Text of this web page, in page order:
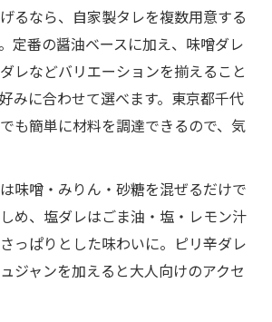
るなら、自家製タレを複数用意する
定番の醤油ベースに加え、味噌ダレ
レなどバリエーションを揃えること
みに合わせて選べます。東京都千代
も簡単に材料を調達できるので、気
味噌・みりん・砂糖を混ぜるだけで
め、塩ダレはごま油・塩・レモン汁
っぱりとした味わいに。ピリ辛ダレ
ジャンを加えると大人向けのアクセ